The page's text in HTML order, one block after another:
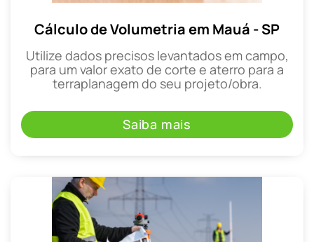
Cálculo de Volumetria em Mauá - SP
Utilize dados precisos levantados em campo,
para um valor exato de corte e aterro para a
terraplanagem do seu projeto/obra.
Saiba mais